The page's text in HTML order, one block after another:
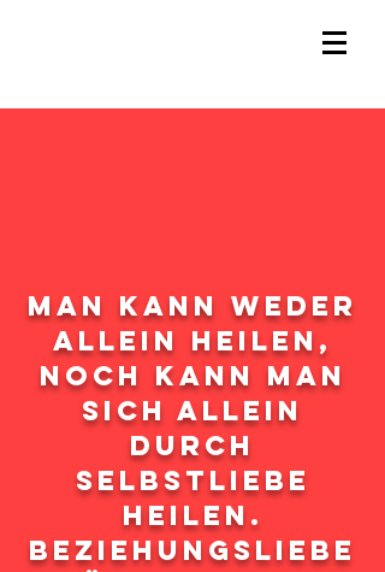
Man kann weder
allein heilen,
noch kann man
sich allein
durch
Selbstliebe
heilen.
Beziehungsliebe